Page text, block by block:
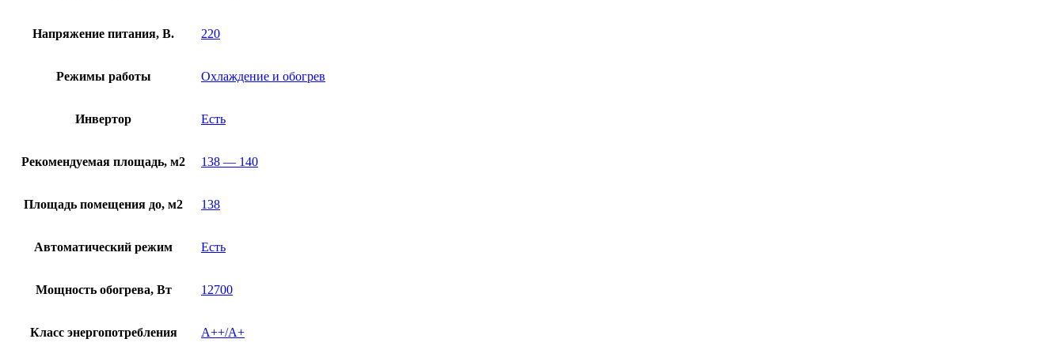
Напряжение питания, В. 220
Режимы работы Охлаждение и обогрев
Инвертор Есть
Рекомендуемая площадь, м2 138 — 140
Площадь помещения до, м2 138
Автоматический режим Есть
Мощность обогрева, Вт 12700
Класс энергопотребления A++/A+